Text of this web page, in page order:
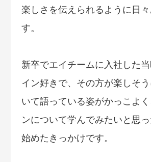
楽しさを伝えられるように日
す。
新卒でエイチームに入社した
イン好きで、その方が楽しそ
いて語っている姿がかっこよ
ンについて学んでみたいと思
始めたきっかけです。